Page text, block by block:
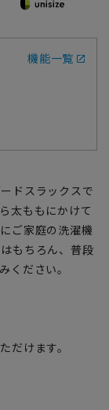
機能一覧
ドスラックスで
太ももにかけて
ご家庭の洗濯機
もちろん、普段
ください。
だけます。